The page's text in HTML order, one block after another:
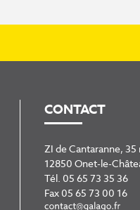
CONTACT
ZI de Cantaranne,
12850 Onet-le-
Tél. 05 65 73 35 36
Fax 05 65 73 00 16